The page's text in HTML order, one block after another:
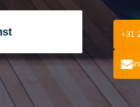
+31